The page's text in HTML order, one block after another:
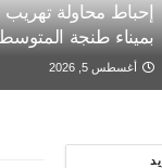
إحباط محاولة
بميناء طنجة
أغسطس 5, 2026